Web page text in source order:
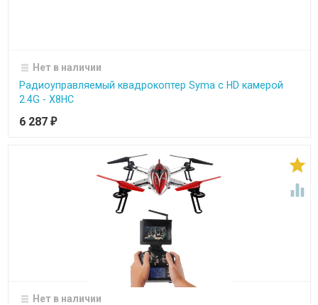
Нет в наличии
Радиоуправляемый квадрокоптер Syma с HD камерой
2.4G - X8HC
6 287 ₽


Нет в наличии